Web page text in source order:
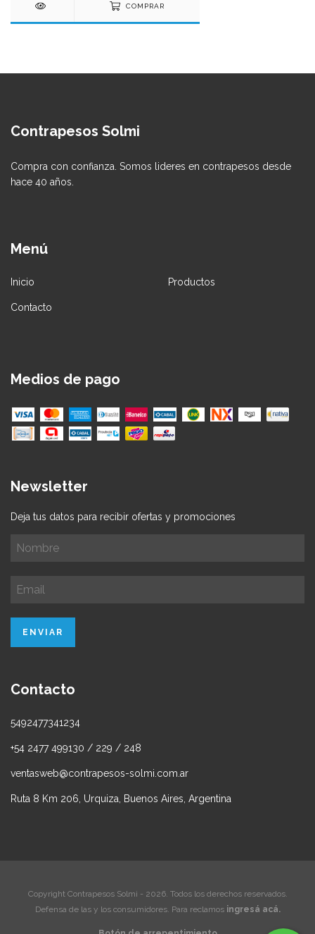
COMPRAR
Contrapesos Solmi
Compra con confianza. Somos lideres en contrapesos desde
hace 40 años.
Menú
Inicio Productos
Contacto
Medios de pago
Newsletter
Deja tus datos para recibir ofertas y promociones
Contacto
5492477341234
+54 2477 499130 / 229 / 248
ventasweb@contrapesos-solmi.com.ar
Ruta 8 Km 206, Urquiza, Buenos Aires, Argentina
Copyright Contrapesos Solmi - 2026. Todos los derechos reservados.
Defensa de las y los consumidores. Para reclamos ingresá acá.